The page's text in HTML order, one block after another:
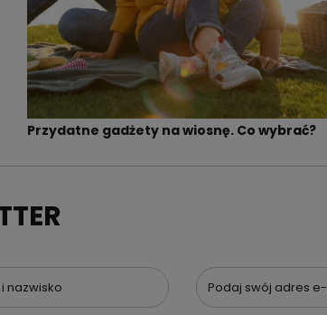
Przydatne gadżety na wiosnę. Co wybrać?
nazwisko Podaj swój adres